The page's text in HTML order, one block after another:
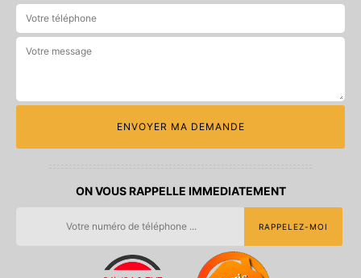
ON VOUS RAPPELLE IMMEDIATEMENT